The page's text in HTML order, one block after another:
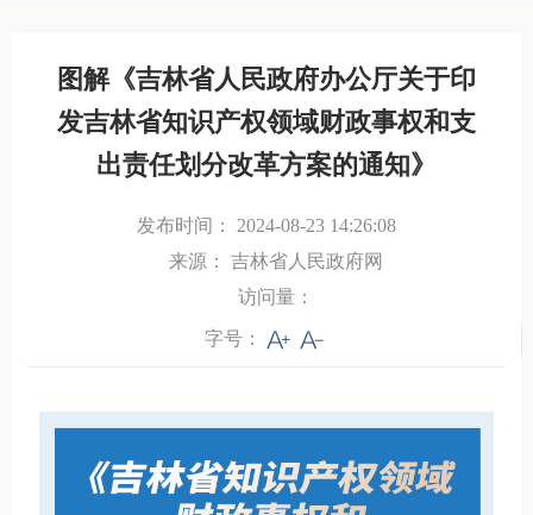
图解《吉林省人民政府办公厅关于印
发吉林省知识产权领域财政事权和支
出责任划分改革方案的通知》
发布时间： 2024-08-23 14:26:08
来源：
吉林省人民政府网
访问量：
字号：